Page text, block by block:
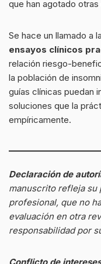
que han agotado
Se hace un llamado a
ensayos clínicos
relación riesgo-
la población de
guías clínicas puedan
soluciones que la
empíricamente.
Declaración de
manuscrito refleja su
profesional, que no
evaluación en otra
responsabilidad por